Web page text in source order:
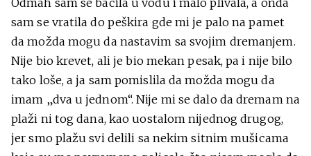
Odmah sam se bacila u vodu i malo plivala, a onda
sam se vratila do peškira gde mi je palo na pamet
da možda mogu da nastavim sa svojim dremanjem.
Nije bio krevet, ali je bio mekan pesak, pa i nije bilo
tako loše, a ja sam pomislila da možda mogu da
imam „dva u jednom“. Nije mi se dalo da dremam na
plaži ni tog dana, kao uostalom nijednog drugog,
jer smo plažu svi delili sa nekim sitnim mušicama